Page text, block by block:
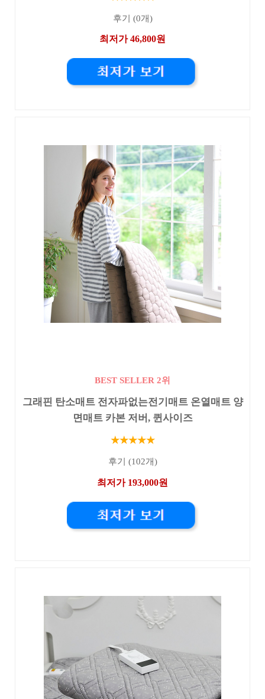
후기 (0개)
최저가 46,800원
BEST SELLER 2위
그래핀 탄소매트 전자파없는전기매트 온열매트 양
면매트 카본 저버, 퀸사이즈
★★★★★
후기 (102개)
최저가 193,000원